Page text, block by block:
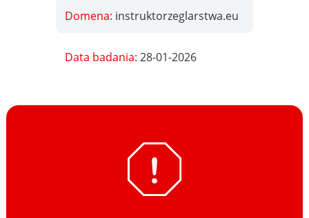
Domena: instruktorzeglarstwa.eu
Data badania:28-01-2026